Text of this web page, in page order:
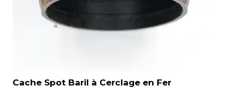
Cache Spot Baril à Cerclage en Fer